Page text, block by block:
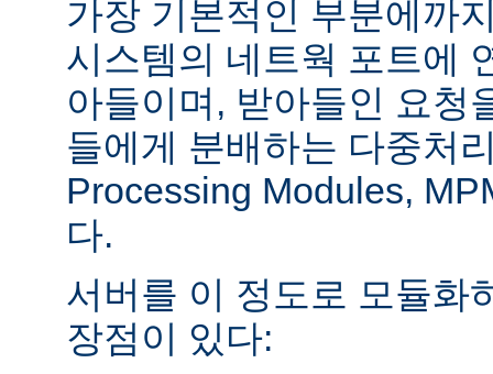
가장 기본적인 부분에까
시스템의 네트웍 포트에
아들이며, 받아들인 요청
들에게 분배하는 다중처
Processing Modules,
다.
서버를 이 정도로 모듈화
장점이 있다: